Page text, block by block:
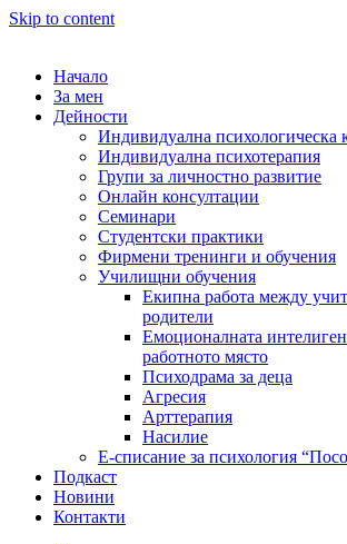
Skip to content
Начало
За мен
Дейности
Индивидуална психологическа
Индивидуална психотерапия
Групи за личностно развитие
Онлайн консултации
Семинари
Студентски практики
Фирмени тренинги и обучения
Училищни обучения
Екипна работа между
родители
Емоционалната
работното място
Психодрама за деца
Агресия
Арттерапия
Насилие
Е-списание за психология
Подкаст
Новини
Контакти